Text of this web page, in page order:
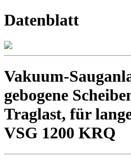
Datenblatt
Vakuum-
gebogene
Traglast, für
VSG 1200 KRQ